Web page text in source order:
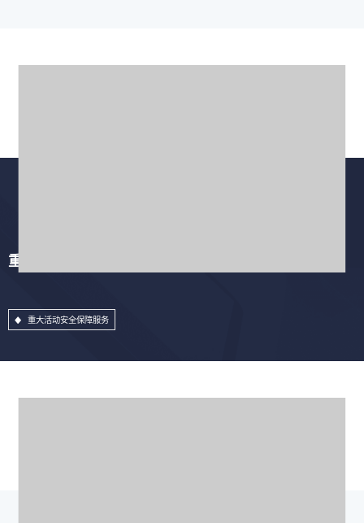
重大活动安全保障服务
重大活动安全保障服务